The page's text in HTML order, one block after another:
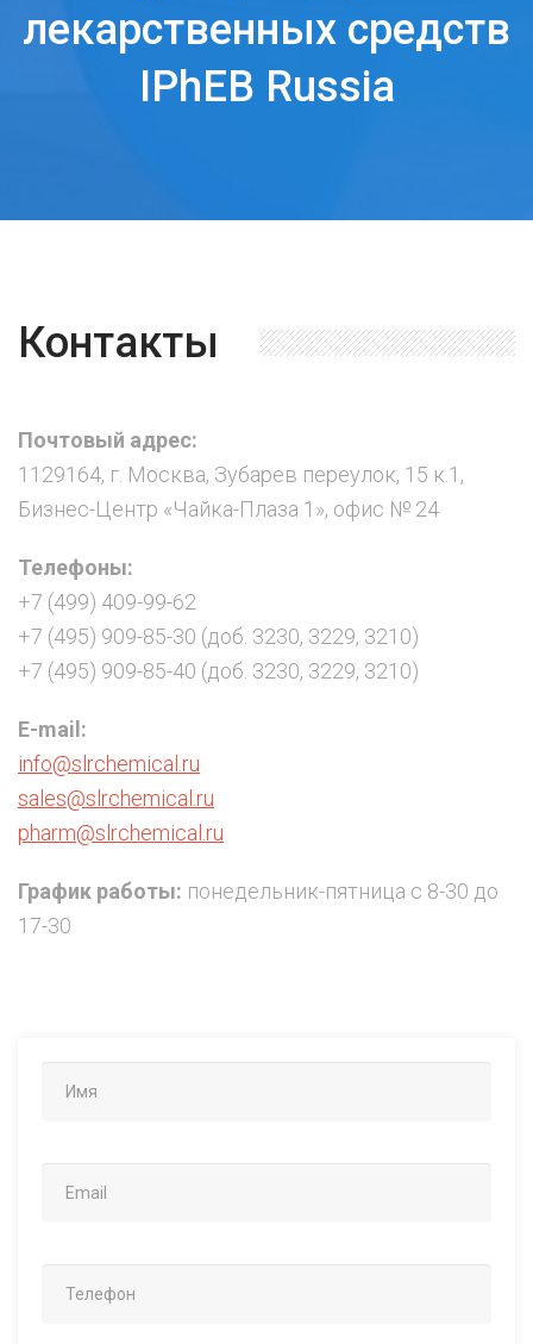
лекарственных средств
IPhEB Russia
Контакты
Почтовый адрес:
1129164, г. Москва, Зубарев переулок, 15 к.1,
Бизнес-Центр «Чайка-Плаза 1», офис № 24
Телефоны:
+7 (499) 409-99-62
+7 (495) 909-85-30 (доб. 3230, 3229, 3210)
+7 (495) 909-85-40 (доб. 3230, 3229, 3210)
E-mail:
info@slrchemical.ru
sales@slrchemical.ru
pharm@slrchemical.ru
График работы: понедельник-пятница с 8-30 до
17-30